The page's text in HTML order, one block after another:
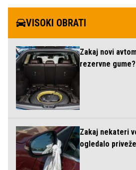
VISOKI OBRATI
Zakaj novi
rezervne gume?
Zakaj nekateri
ogledalo